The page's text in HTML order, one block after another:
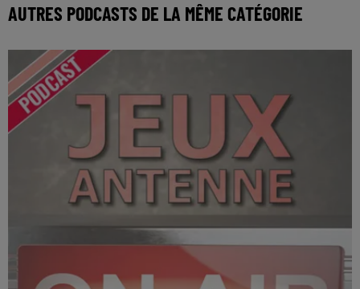
AUTRES PODCASTS DE LA MÊME CATÉGORIE